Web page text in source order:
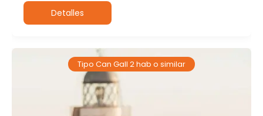
Detalles
Tipo Can Gall 2 hab o similar